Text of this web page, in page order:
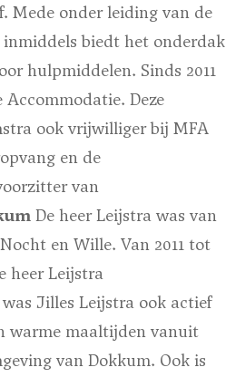
Mede onder leiding van de
biedt het onderdak
hulpmiddelen. Sinds 2011
Deze
ook vrijwilliger bij MFA
en de
van
De heer Leijstra was van
en Wille. Van 2011 tot
heer Leijstra
Jilles Leijstra ook actief
warme maaltijden vanuit
van Dokkum. Ook is